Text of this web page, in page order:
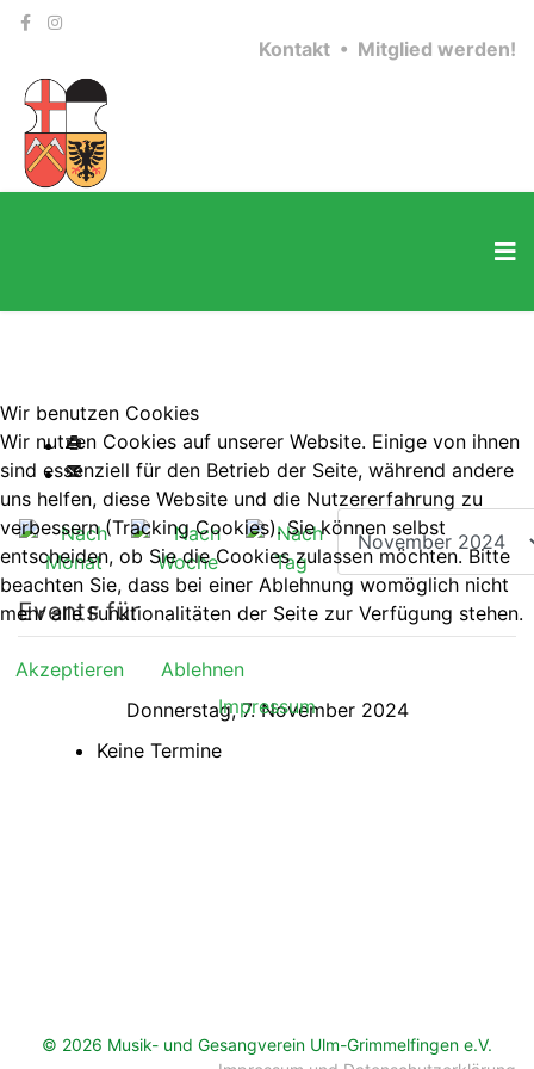
Kontakt • Mitglied werden!
Events für
Donnerstag, 7. November 2024
Keine Termine
© 2026 Musik- und Gesangverein Ulm-Grimmelfingen e.V.
Wir benutzen Cookies
Wir nutzen Cookies auf unserer Website. Einige von ihnen
sind essenziell für den Betrieb der Seite, während andere
uns helfen, diese Website und die Nutzererfahrung zu
verbessern (Tracking Cookies). Sie können selbst
entscheiden, ob Sie die Cookies zulassen möchten. Bitte
beachten Sie, dass bei einer Ablehnung womöglich nicht
mehr alle Funktionalitäten der Seite zur Verfügung stehen.
Akzeptieren
Ablehnen
Impressum